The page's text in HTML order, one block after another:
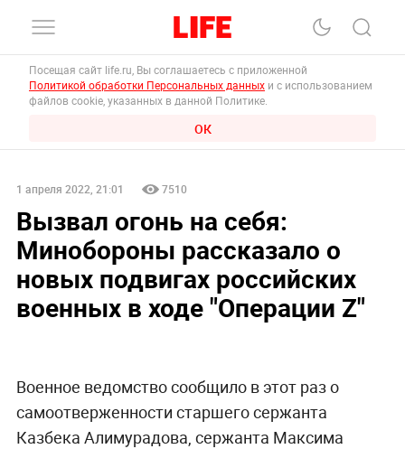
Посещая сайт life.ru, Вы соглашаетесь с приложенной
Политикой обработки Персональных данных и с использованием
файлов cookie, указанных в данной Политике.
ОК
1 апреля 2022, 21:01 7510
Вызвал огонь на себя:
Минобороны рассказало о
новых подвигах российских
военных в ходе "Операции Z"
Военное ведомство сообщило в этот раз о
самоотверженности старшего сержанта
Казбека Алимурадова, сержанта Максима